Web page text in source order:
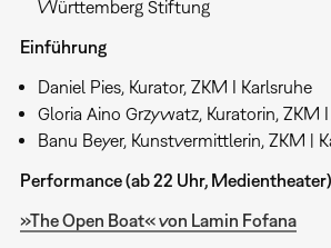
Württemberg Stiftung
Einführung
Daniel Pies, Kurator, ZKM I Karlsruhe
Gloria Aino Grzywatz, Kuratorin, ZKM
Banu Beyer, Kunstvermittlerin, ZKM |
Performance (ab 22 Uhr, Medientheater)
»The Open Boat« von Lamin Fofana